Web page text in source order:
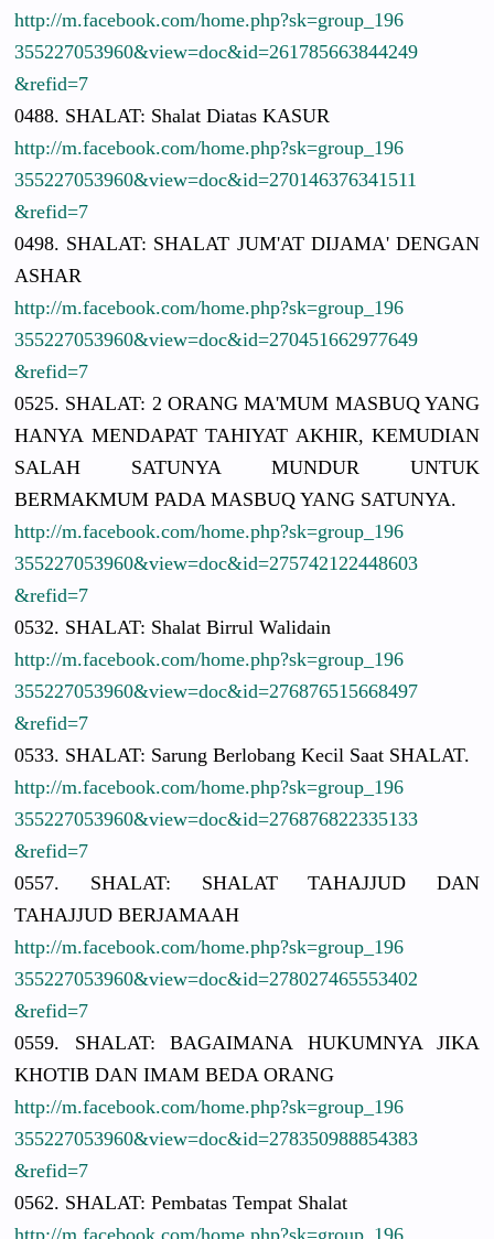
http://m.facebook.com/home.php?sk=group_196
355227053960&view=doc&id=261785663844249
&refid=7
0488. SHALAT: Shalat Diatas KASUR
http://m.facebook.com/home.php?sk=group_196
355227053960&view=doc&id=270146376341511
&refid=7
0498. SHALAT: SHALAT JUM'AT DIJAMA' DENGAN
ASHAR
http://m.facebook.com/home.php?sk=group_196
355227053960&view=doc&id=270451662977649
&refid=7
0525. SHALAT: 2 ORANG MA'MUM MASBUQ YANG
HANYA MENDAPAT TAHIYAT AKHIR, KEMUDIAN
SALAH SATUNYA MUNDUR UNTUK
BERMAKMUM PADA MASBUQ YANG SATUNYA.
http://m.facebook.com/home.php?sk=group_196
355227053960&view=doc&id=275742122448603
&refid=7
0532. SHALAT: Shalat Birrul Walidain
http://m.facebook.com/home.php?sk=group_196
355227053960&view=doc&id=276876515668497
&refid=7
0533. SHALAT: Sarung Berlobang Kecil Saat SHALAT.
http://m.facebook.com/home.php?sk=group_196
355227053960&view=doc&id=276876822335133
&refid=7
0557. SHALAT: SHALAT TAHAJJUD DAN
TAHAJJUD BERJAMAAH
http://m.facebook.com/home.php?sk=group_196
355227053960&view=doc&id=278027465553402
&refid=7
0559. SHALAT: BAGAIMANA HUKUMNYA JIKA
KHOTIB DAN IMAM BEDA ORANG
http://m.facebook.com/home.php?sk=group_196
355227053960&view=doc&id=278350988854383
&refid=7
0562. SHALAT: Pembatas Tempat Shalat
http://m.facebook.com/home.php?sk=group_196